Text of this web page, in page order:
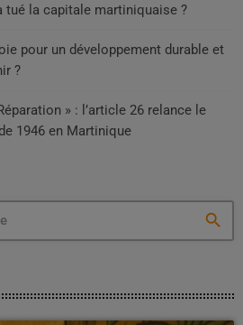
tué la capitale martiniquaise ?
pour un développement durable et
?
» : l’article 26 relance le
1946 en Martinique
search